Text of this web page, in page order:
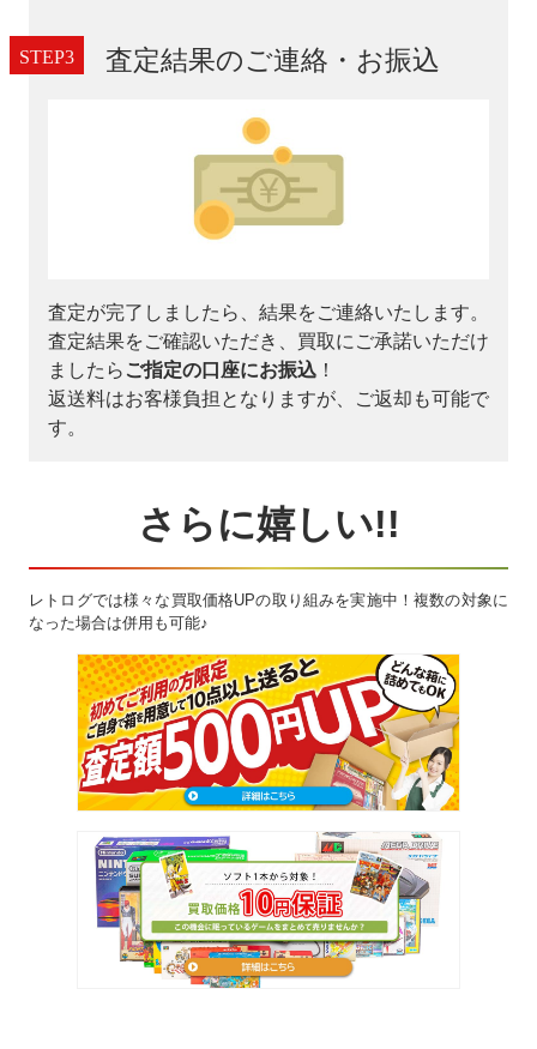
査定結果のご連絡・お振込
査定が完了しましたら、結果をご連絡いたします。
査定結果をご確認いただき、買取にご承諾いただけ
ましたら ご指定の口座にお振込 ！
返送料はお客様負担となりますが、ご返却も可能で
す。
さらに嬉しい!!
レトログでは様々な買取価格UPの取り組みを実施中！複数の対象に
なった場合は併用も可能♪